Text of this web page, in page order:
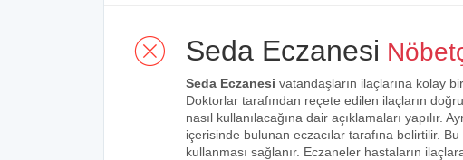
Seda Eczanesi
Seda Eczanesi vatandaşların ilaçlarına kolay
Doktorlar tarafından reçete edilen ilaçların
nasıl kullanılacağına dair açıklamaları yapılır.
içerisinde bulunan eczacılar tarafına belirtilir.
kullanması sağlanır. Eczaneler hastaların